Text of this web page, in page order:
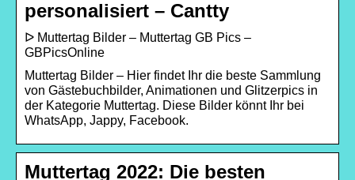
personalisiert – Cantty
ᐅ Muttertag Bilder – Muttertag GB Pics –
GBPicsOnline
Muttertag Bilder – Hier findet Ihr die beste Sammlung
von Gästebuchbilder, Animationen und Glitzerpics in
der Kategorie Muttertag. Diese Bilder könnt Ihr bei
WhatsApp, Jappy, Facebook.
Muttertag 2022: Die besten